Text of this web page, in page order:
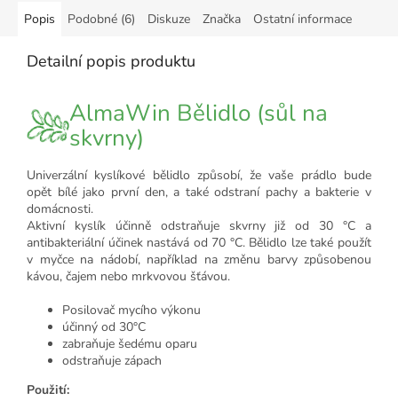
Popis Podobné (6) Diskuze Značka Ostatní informace
Detailní popis produktu
AlmaWin Bělidlo (sůl na
skvrny)
Univerzální kyslíkové bělidlo způsobí, že vaše prádlo bude
opět bílé jako první den, a také odstraní pachy a bakterie v
domácnosti.
Aktivní kyslík účinně odstraňuje skvrny již od 30 °C a
antibakteriální účinek nastává od 70 °C. Bělidlo lze také použít
v myčce na nádobí, například na změnu barvy způsobenou
kávou, čajem nebo mrkvovou šťávou.
Posilovač mycího výkonu
účinný od 30°C
zabraňuje šedému oparu
odstraňuje zápach
Použití: